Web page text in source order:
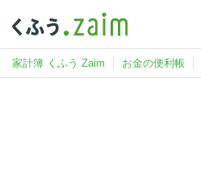
家計簿 くふう Zaim お金の便利帳